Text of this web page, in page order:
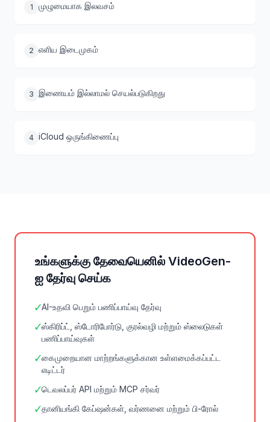
1 முழுமையாக இலவசம்
2 எளிய இடைமுகம்
3 இணையம் இல்லாமல் செயல்படுகிறது
4 iCloud ஒருங்கிணைப்பு
உங்களுக்கு தேவையெனில் VideoGen-
ஐ தேர்வு செய்க
✓AI-உதவி பெறும் பணிப்பாய்வு தேர்வு
✓ஸ்கிரிப்ட், ஸ்டோரிபோர்டு, குரல்வழி மற்றும் ஸ்லைடுகள்
பணிப்பாய்வுகள்
✓கைமுறையான மாற்றங்களுக்கான உள்ளமைக்கப்பட்ட
எடிட்டர்
✓டெவலப்பர் API மற்றும் MCP சர்வர்
✓தானியங்கி கேப்ஷன்கள், வர்ணனை மற்றும் பி-ரோல்